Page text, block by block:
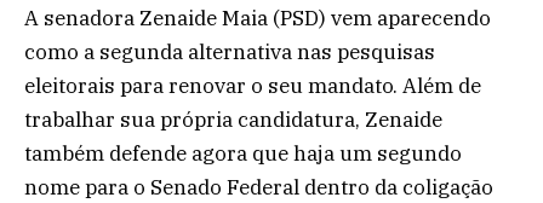
A senadora Zenaide Maia (PSD) vem aparecendo
como a segunda alternativa nas pesquisas
eleitorais para renovar o seu mandato. Além de
trabalhar sua própria candidatura, Zenaide
também defende agora que haja um segundo
nome para o Senado Federal dentro da coligação